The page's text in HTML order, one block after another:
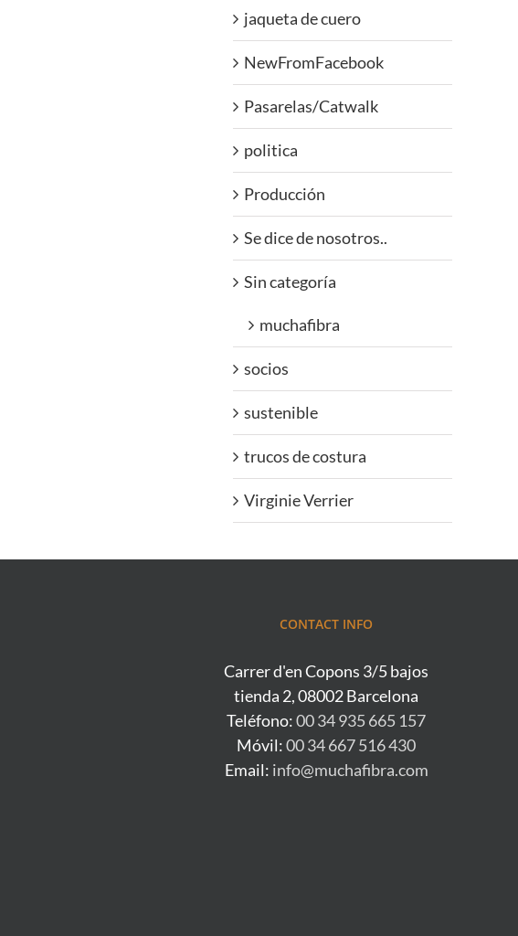
jaqueta de cuero
NewFromFacebook
Pasarelas/Catwalk
politica
Producción
Se dice de nosotros..
Sin categoría
muchafibra
socios
sustenible
trucos de costura
Virginie Verrier
CONTACT INFO
Carrer d'en Copons 3/5 bajos
tienda 2, 08002 Barcelona
Teléfono:00 34 935 665 157
Móvil:00 34 667 516 430
Email: info@muchafibra.com